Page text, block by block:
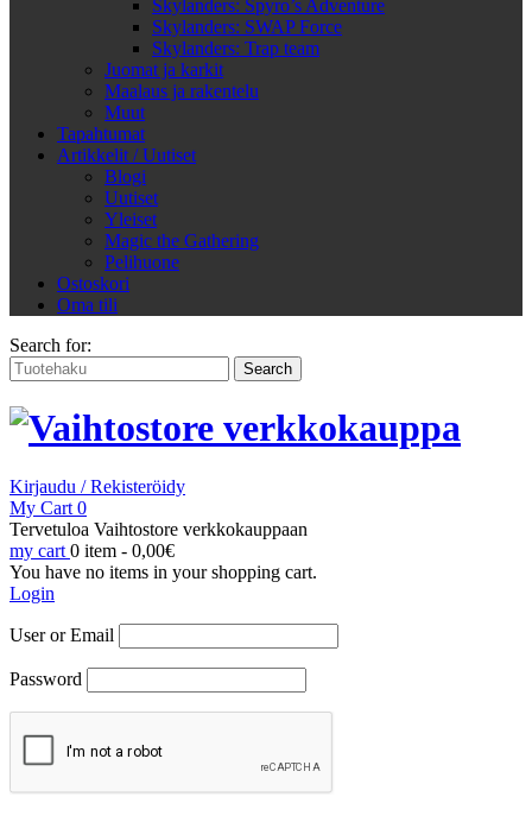
Skylanders: Spyro’s Adventure
Skylanders: SWAP Force
Skylanders: Trap team
Juomat ja karkit
Maalaus ja rakentelu
Muut
Tapahtumat
Artikkelit / Uutiset
Blogi
Uutiset
Yleiset
Magic the Gathering
Pelihuone
Ostoskori
Oma tili
Search for:
Kirjaudu / Rekisteröidy
My Cart 0
Tervetuloa Vaihtostore verkkokauppaan
my cart 0 item - 0,00€
You have no items in your shopping cart.
Login
User or Email
Password